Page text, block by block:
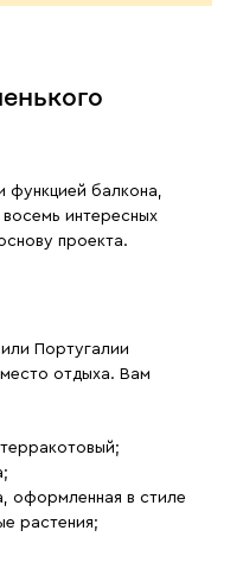
функцией балкона,
интересных
проекта.
Португалии
отдыха. Вам
оформленная в стиле
растения;